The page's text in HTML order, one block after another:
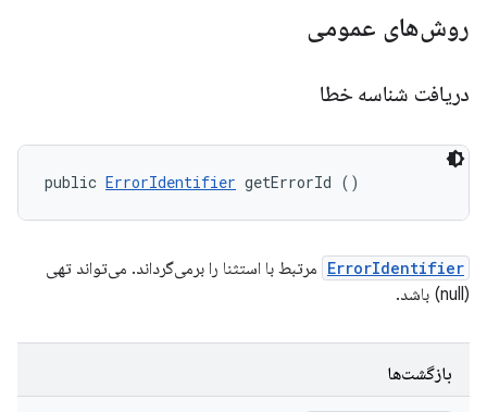
روش‌های عمومی
دریافت شناسه خطا
public ErrorIdentifier getErrorId ()
ErrorIdentifier مرتبط با استثنا را برمی‌گرداند. می‌تواند تهی
(null) باشد.
بازگشت‌ها